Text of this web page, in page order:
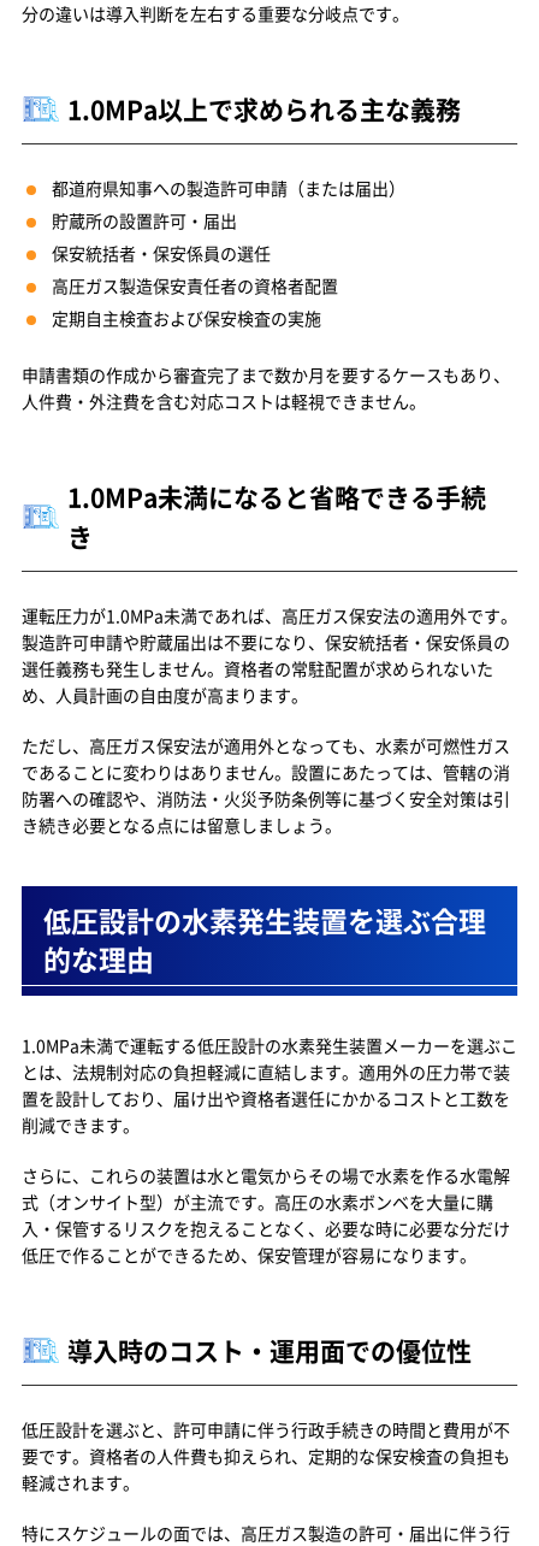
分の違いは導入判断を左右する重要な分岐点です。
1.0MPa以上で求められる主な義務
都道府県知事への製造許可申請（または届出）
貯蔵所の設置許可・届出
保安統括者・保安係員の選任
高圧ガス製造保安責任者の資格者配置
定期自主検査および保安検査の実施
申請書類の作成から審査完了まで数か月を要するケースもあり、
人件費・外注費を含む対応コストは軽視できません。
1.0MPa未満になると省略できる手続
き
運転圧力が1.0MPa未満であれば、高圧ガス保安法の適用外です。
製造許可申請や貯蔵届出は不要になり、保安統括者・保安係員の
選任義務も発生しません。資格者の常駐配置が求められないた
め、人員計画の自由度が高まります。
ただし、高圧ガス保安法が適用外となっても、水素が可燃性ガス
であることに変わりはありません。設置にあたっては、管轄の消
防署への確認や、消防法・火災予防条例等に基づく安全対策は引
き続き必要となる点には留意しましょう。
低圧設計の水素発生装置を選ぶ合理
的な理由
1.0MPa未満で運転する低圧設計の水素発生装置メーカーを選ぶこ
とは、法規制対応の負担軽減に直結します。適用外の圧力帯で装
置を設計しており、届け出や資格者選任にかかるコストと工数を
削減できます。
さらに、これらの装置は水と電気からその場で水素を作る水電解
式（オンサイト型）が主流です。高圧の水素ボンベを大量に購
入・保管するリスクを抱えることなく、必要な時に必要な分だけ
低圧で作ることができるため、保安管理が容易になります。
導入時のコスト・運用面での優位性
低圧設計を選ぶと、許可申請に伴う行政手続きの時間と費用が不
要です。資格者の人件費も抑えられ、定期的な保安検査の負担も
軽減されます。
特にスケジュールの面では、高圧ガス製造の許可・届出に伴う行